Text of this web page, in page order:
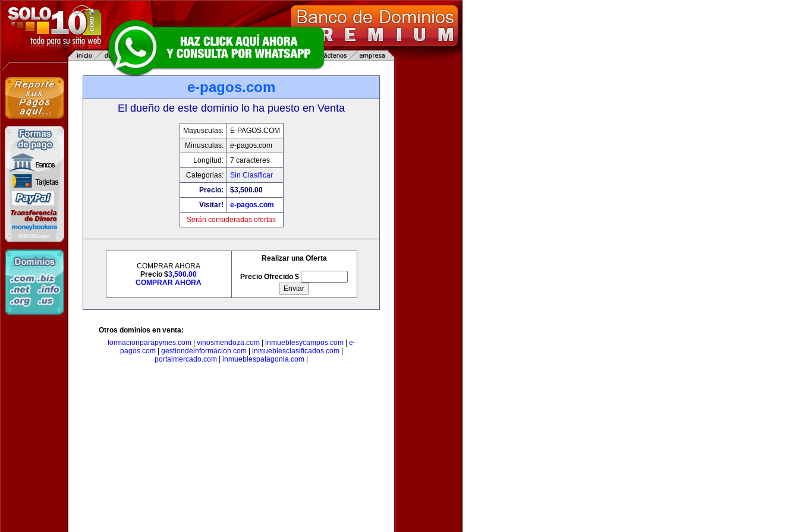
e-pagos.com
El dueño de este dominio lo ha puesto en Venta
Mayusculas:
E-PAGOS.COM
Minusculas:
e-pagos.com
Longitud:
7 caracteres
Categorias:
Sin Clasificar
Precio:
$3,500.00
Visitar!
e-pagos.com
Serán consideradas ofertas
COMPRAR AHORA
Precio $3,500.00
COMPRAR AHORA
Realizar una Oferta
Precio Ofrecido $
Otros dominios en venta:
formacionparapymes.com| vinosmendoza.com| inmueblesycampos.com| e-
pagos.com| gestiondeinformacion.com| inmueblesclasificados.com|
portalmercado.com
inmueblespatagonia.com